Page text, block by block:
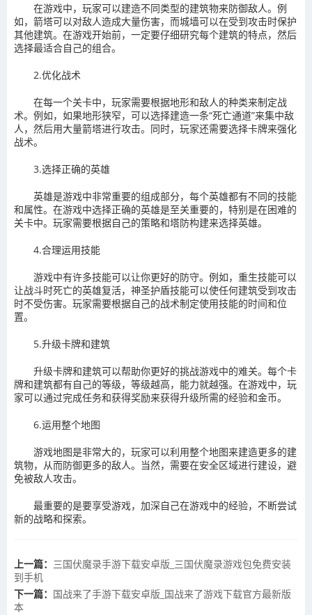
在游戏中，玩家可以建造不同类型的建筑物来防御敌人。例
如，箭塔可以对敌人造成大量伤害，而城墙可以在受到攻击时保护
其他建筑。在游戏开始前，一定要仔细研究每个建筑的特点，然后
选择最适合自己的组合。
2.优化战术
在每一个关卡中，玩家需要根据地形和敌人的种类来制定战
术。例如，如果地形狭窄，可以选择建造一条“死亡通道”来集中敌
人，然后用大量箭塔进行攻击。同时，玩家还需要选择卡牌来强化
战术。
3.选择正确的英雄
英雄是游戏中非常重要的组成部分，每个英雄都有不同的技能
和属性。在游戏中选择正确的英雄是至关重要的，特别是在困难的
关卡中。玩家需要根据自己的策略和塔防构建来选择英雄。
4.合理运用技能
游戏中有许多技能可以让你更好的防守。例如，重生技能可以
让战斗时死亡的英雄复活，神圣护盾技能可以使任何建筑受到攻击
时不受伤害。玩家需要根据自己的战术制定使用技能的时间和位
置。
5.升级卡牌和建筑
升级卡牌和建筑可以帮助你更好的挑战游戏中的难关。每个卡
牌和建筑都有自己的等级，等级越高，能力就越强。在游戏中，玩
家可以通过完成任务和获得奖励来获得升级所需的经验和金币。
6.运用整个地图
游戏地图是非常大的，玩家可以利用整个地图来建造更多的建
筑物，从而防御更多的敌人。当然，需要在安全区域进行建设，避
免被敌人攻击。
最重要的是要享受游戏，加深自己在游戏中的经验，不断尝试
新的战略和探索。
上一篇： 三国伏魔录手游下载安卓版_三国伏魔录游戏包免费安装
到手机
下一篇： ​国战来了手游下载安卓版_国战来了游戏下载官方最新版
本